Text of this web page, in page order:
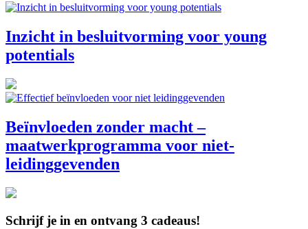
Inzicht in besluitvorming voor young
potentials
Beïnvloeden zonder macht –
maatwerkprogramma voor niet-
leidinggevenden
Schrijf je in en ontvang 3 cadeaus!